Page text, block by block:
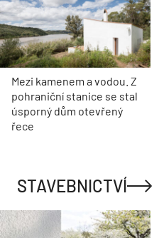
Mezi kamenem a vodou. Z
pohraniční stanice se stal
úsporný dům otevřený
řece
STAVEBNICTVÍ